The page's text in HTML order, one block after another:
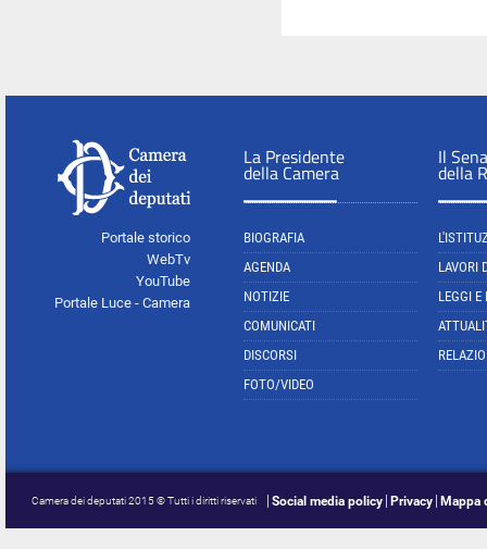
Portale storico
WebTv
YouTube
Portale Luce - Camera
La Presidente
della Camera
BIOGRAFIA
AGENDA
NOTIZIE
COMUNICATI
DISCORSI
FOTO/VIDEO
Il
della
LAVORI
LEGGI E
Camera dei deputati 2015 © Tutti i diritti riservati Social media policy Privacy Mappa